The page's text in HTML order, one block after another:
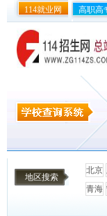
114就业网 高职高
地区搜索
北京
青海